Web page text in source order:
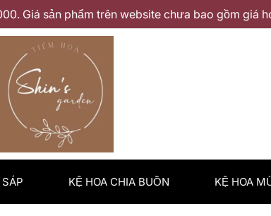
Giá sản phẩm trên website chưa bao gồm giá
SÁP KỆ HOA CHIA BUỒN KỆ HOA